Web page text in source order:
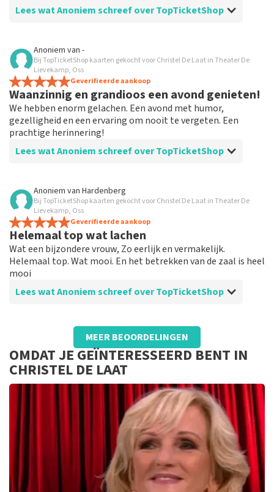
Lees wat Anoniem schreef over TopTicketShop
Beoordeling van Anoniem over
Goed geregeld
Bestelling en informatie duidelijk en ruim op tijd,
schrok even van de andere naam op het ticket, maar
ook hier was uitleg over en bleek geen probleem
Anoniem van -
Bij TopTicketShop kaarten gekocht voor Christel De Laat in Theater De
Lievekamp, Oss
Geverifieerde aankoop
Waanzinnig en grandioos een avond genieten!
We hebben enorm gelachen. Een avond met humor,
gezelligheid en een ervaring om nooit te vergeten. Een
prachtige herinnering!
Lees wat Anoniem schreef over TopTicketShop
Beoordeling van Anoniem over
Meedenken aardige medewerker
Het was een empathische en meedenkende
medewerker die hard zijn best heeft gedaan voor goede
kaarten te regelen.
Anoniem van Hardenberg
Bij TopTicketShop kaarten gekocht voor Christel De Laat in Theater De
Lievekamp, Oss
Geverifieerde aankoop
Helemaal top wat lachen
Wat een bijzondere vrouw, Zo eerlijk en vermakelijk.
Helemaal top. Wat mooi. En het betrekken van de zaal is heel
mooi
Lees wat Anoniem schreef over TopTicketShop
Beoordeling van Anoniem overTopTicketShop
Was prima
Was top geregeld. prima en de kaarten mooi op tijd
MEER BEOORDELINGEN
OMDAT JE GEÏNTERESSEERD BENT IN
CHRISTEL DE LAAT